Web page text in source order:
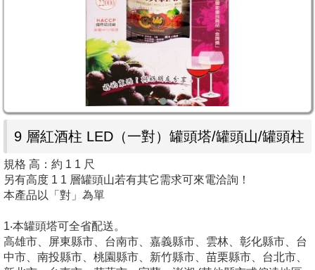
9 層紅酒柱 LED（一對）罐頭塔/罐頭山/罐頭柱
規格 高：約 1 1 尺
另有高度 1 1 層罐頭山若有其它需求可來電洽詢！
本產品以「對」為單
1‧本罐頭塔可全省配送。
高雄市、屏東縣市、台南市、嘉義縣市、雲林、彰化縣市、台
中市、南投縣市、桃園縣市、新竹縣市、苗栗縣市、台北市、